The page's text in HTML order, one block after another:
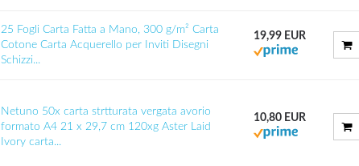
25 Fogli Carta Fatta a Mano, 300 g/m² Carta
Cotone Carta Acquerello per Inviti Disegni
Schizzi...
19,99 EUR
Netuno 50x carta strtturata vergata avorio
formato A4 21 x 29,7 cm 120xg Aster Laid
Ivory carta...
10,80 EUR